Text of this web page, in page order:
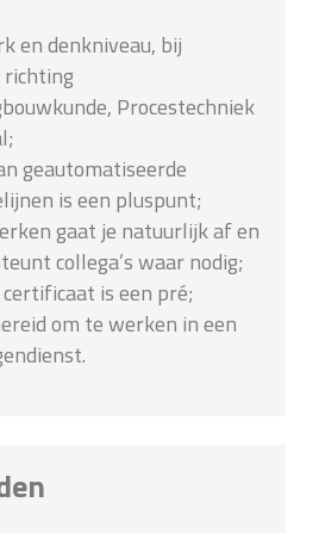
en denkniveau, bij
Procestechniek
geautomatiseerde
is een pluspunt;
gaat je natuurlijk af en
collega’s waar nodig;
certificaat is een pré;
om te werken in een